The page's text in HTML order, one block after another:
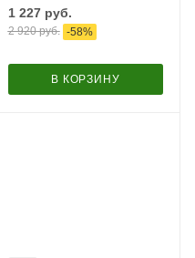
1 227руб.
2 920руб. -58%
В КОРЗИНУ